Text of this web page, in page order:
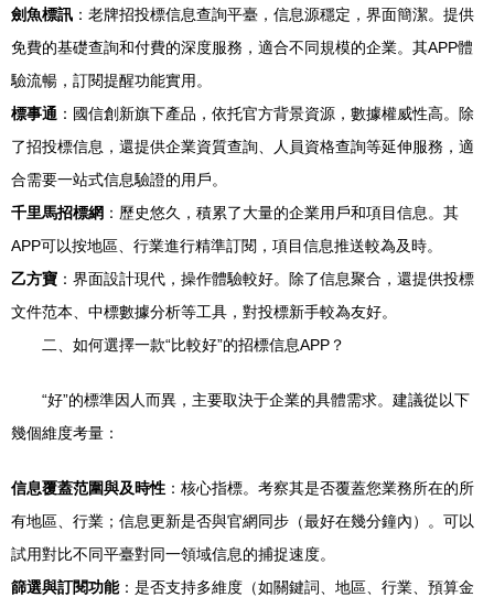
劍魚標訊 ：老牌招投標信息查詢平臺，信息源穩定，界面簡潔。提供
免費的基礎查詢和付費的深度服務，適合不同規模的企業。其APP體
驗流暢，訂閱提醒功能實用。
標事通 ：國信創新旗下產品，依托官方背景資源，數據權威性高。除
了招投標信息，還提供企業資質查詢、人員資格查詢等延伸服務，適
合需要一站式信息驗證的用戶。
千里馬招標網 ：歷史悠久，積累了大量的企業用戶和項目信息。其
APP可以按地區、行業進行精準訂閱，項目信息推送較為及時。
乙方寶 ：界面設計現代，操作體驗較好。除了信息聚合，還提供投標
文件范本、中標數據分析等工具，對投標新手較為友好。
二、如何選擇一款“比較好”的招標信息APP？
“好”的標準因人而異，主要取決于企業的具體需求。建議從以下
幾個維度考量：
信息覆蓋范圍與及時性 ：核心指標。考察其是否覆蓋您業務所在的所
有地區、行業；信息更新是否與官網同步（最好在幾分鐘內）。可以
試用對比不同平臺對同一領域信息的捕捉速度。
篩選與訂閱功能：是否支持多維度（如關鍵詞、地區、行業、預算金